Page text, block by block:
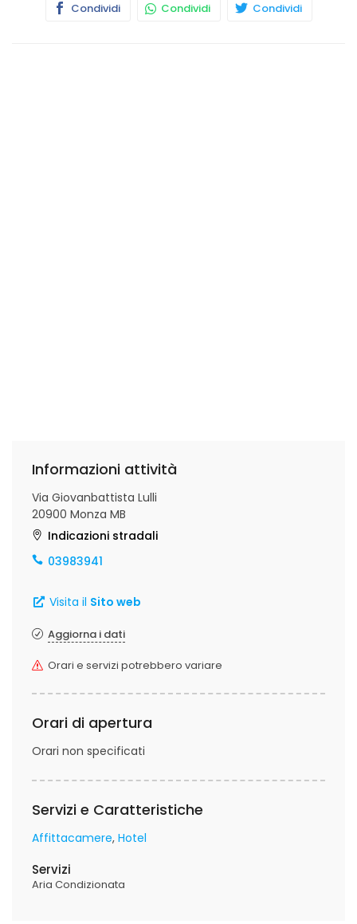
Condividi Condividi Condividi
Informazioni attività
Via Giovanbattista Lulli
20900 Monza MB
Indicazioni stradali
03983941
Visita il Sito web
Aggiorna i dati
Orari e servizi potrebbero variare
Orari di apertura
Orari non specificati
Servizi e Caratteristiche
Affittacamere Hotel
Servizi
Aria Condizionata